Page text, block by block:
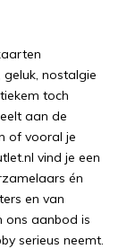
nostalgie
toch
aan de
of vooral je
vind je een
én
en van
ons aanbod is
serieus neemt.